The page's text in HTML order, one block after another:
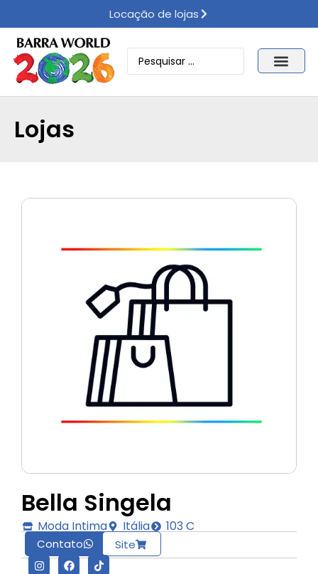
Locação de lojas
Lojas
Moda Intima Itália 103 C
Contato Site
Bella Singela